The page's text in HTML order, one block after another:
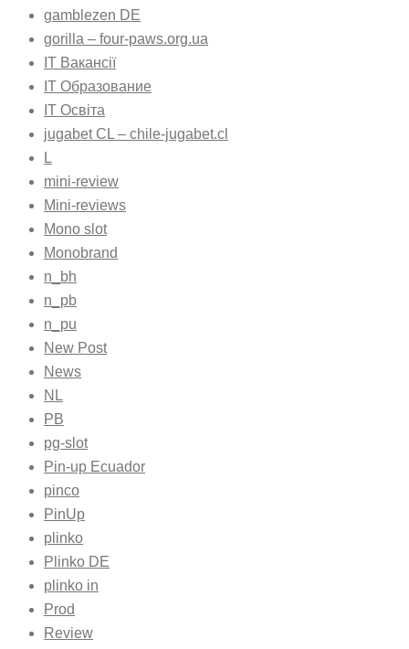
gamblezen DE
gorilla – four-paws.org.ua
IT Вакансії
IT Образование
IT Освіта
jugabet CL – chile-jugabet.cl
L
mini-review
Mini-reviews
Mono slot
Monobrand
n_bh
n_pb
n_pu
New Post
News
NL
PB
pg-slot
Pin-up Ecuador
pinco
PinUp
plinko
Plinko DE
plinko in
Prod
Review